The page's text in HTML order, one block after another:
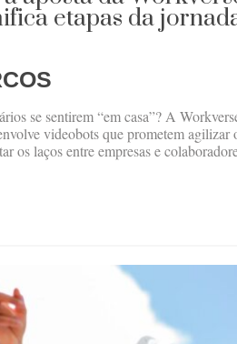
etapas da
se sentirem “em casa”? A
videobots que prometem agilizar
os laços entre empresas e